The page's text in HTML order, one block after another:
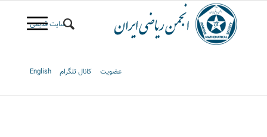
سایت قدیمی
عضویت کانال تلگرام English